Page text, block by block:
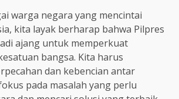
warga negara yang mencintai
kita layak berharap bahwa Pilpres
ajang untuk memperkuat
bangsa. Kita harus
dan kebencian antar
pada masalah yang perlu